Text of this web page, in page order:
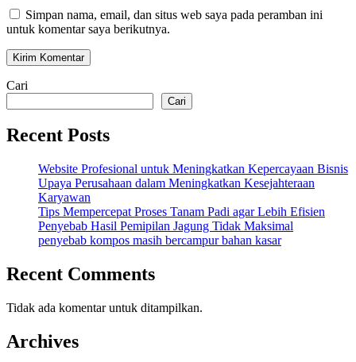
Simpan nama, email, dan situs web saya pada peramban ini
untuk komentar saya berikutnya.
Cari
Cari
Recent Posts
Website Profesional untuk Meningkatkan Kepercayaan Bisnis
Upaya Perusahaan dalam Meningkatkan Kesejahteraan
Karyawan
Tips Mempercepat Proses Tanam Padi agar Lebih Efisien
Penyebab Hasil Pemipilan Jagung Tidak Maksimal
penyebab kompos masih bercampur bahan kasar
Recent Comments
Tidak ada komentar untuk ditampilkan.
Archives